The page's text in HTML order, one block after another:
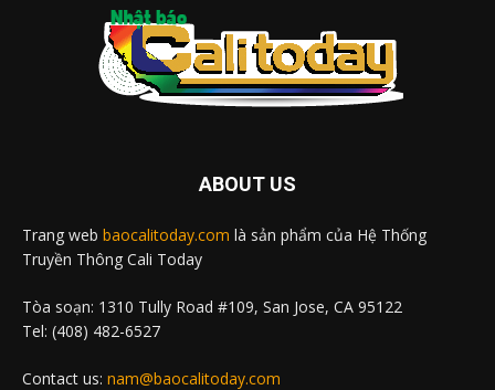
ABOUT US
Trang web baocalitoday.com là sản phẩm của Hệ Thống
Truyền Thông Cali Today
Tòa soạn: 1310 Tully Road #109, San Jose, CA 95122
Tel: (408) 482-6527
Contact us: nam@baocalitoday.com